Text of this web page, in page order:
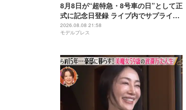
8月8日が“超特急・8号車の日”として正
式に記念日登録 ライブ内でサプライズ
発表
2026.08.08 21:58
モデルプレス